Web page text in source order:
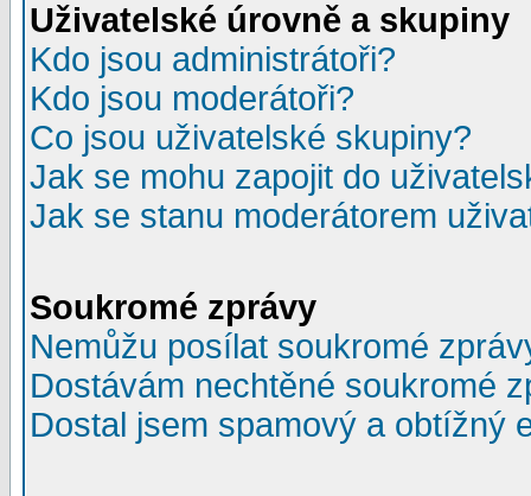
Uživatelské úrovně a skupiny
Kdo jsou administrátoři?
Kdo jsou moderátoři?
Co jsou uživatelské skupiny?
Jak se mohu zapojit do
Jak se stanu moderátorem
Soukromé zprávy
Nemůžu posílat soukromé
Dostávám nechtěné soukromé
Dostal jsem spamový a obtížný